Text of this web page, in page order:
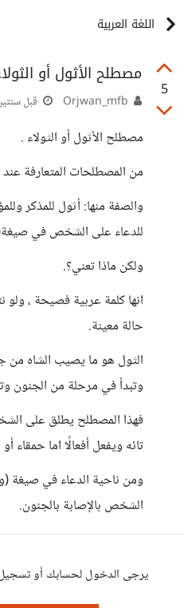
اللغة العربية
5
مصطلح الأثول أو
قبل
مصطلح الأثول أو الثولاء .
من المصطلحات المتعارفة
والصفة منها: أثول للمذكر
للدعاء على الشخص في
ولكن ماذا تعني؟.
انها كلمة عربية فصيحة ، ولو
حالة معينة.
الثول هو ما يصيب الشاه
وتبدأ في مرحلة من الجنون
فهذا المصطلح يطلق على
تائه ويفعل أفعالًا اما حمقاء
ومن ناحية الدعاء في صيغة
الشخص بالإصابة بالجنون.
يرجى الدخول لحسابك أو